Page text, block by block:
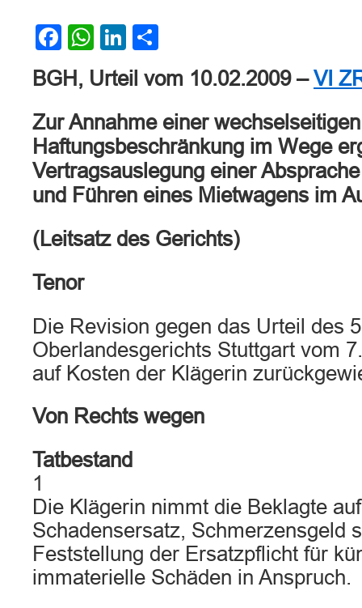
Facebook
WhatsApp
LinkedIn
BGH, Urteil vom 10.02.2009 –VI
Zur Annahme einer wechselseitigen
Haftungsbeschränkung im Wege
Vertragsauslegung einer
und Führen eines Mietwagens im
(Leitsatz des Gerichts)
Tenor
Die Revision gegen das Urteil des
Oberlandesgerichts Stuttgart vom
auf Kosten der Klägerin
Von Rechts wegen
Tatbestand
1
Die Klägerin nimmt die Beklagte
Schadensersatz, Schmerzensgeld
Feststellung der Ersatzpflicht für
immaterielle Schäden in Anspruch.